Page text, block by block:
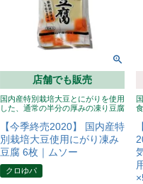
店舗でも販売
国内産特別栽培大豆とにがりを使用
した、通常の半分の厚みの凍り豆腐
【今季終売2020】 国内産特
別栽培大豆使用にがり凍み
豆腐 6枚｜ムソー
クロゆパ